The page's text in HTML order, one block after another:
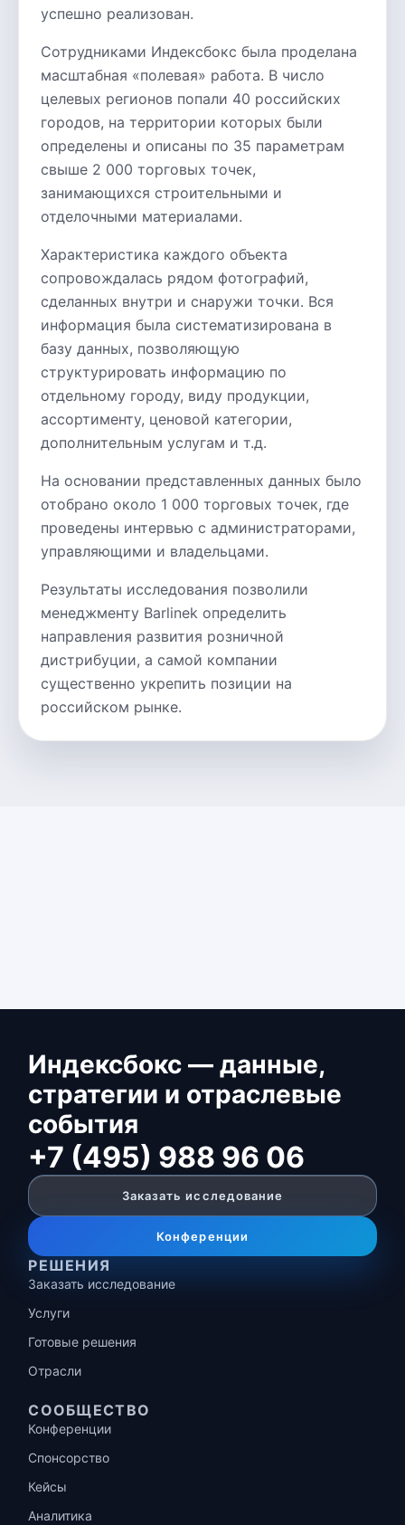
успешно реализован.
Сотрудниками Индексбокс была проделана
масштабная «полевая» работа. В число
целевых регионов попали 40 российских
городов, на территории которых были
определены и описаны по 35 параметрам
свыше 2 000 торговых точек,
занимающихся строительными и
отделочными материалами.
Характеристика каждого объекта
сопровождалась рядом фотографий,
сделанных внутри и снаружи точки. Вся
информация была систематизирована в
базу данных, позволяющую
структурировать информацию по
отдельному городу, виду продукции,
ассортименту, ценовой категории,
дополнительным услугам и т.д.
На основании представленных данных было
отобрано около 1 000 торговых точек, где
проведены интервью с администраторами,
управляющими и владельцами.
Результаты исследования позволили
менеджменту Barlinek определить
направления развития розничной
дистрибуции, а самой компании
существенно укрепить позиции на
российском рынке.
Индексбокс — данные,
стратегии и отраслевые
события
+7 (495) 988 96 06
Заказать исследование
Конференции
РЕШЕНИЯ
Заказать исследование
Услуги
Готовые решения
Отрасли
СООБЩЕСТВО
Конференции
Спонсорство
Кейсы
Аналитика